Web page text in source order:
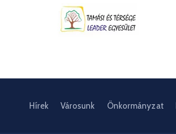
Hírek Városunk Önkormányzat